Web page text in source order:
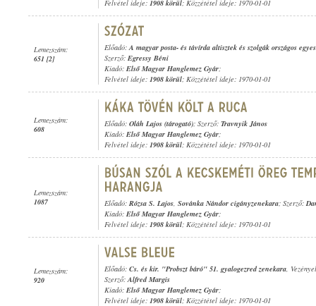
Felvétel ideje: 1908 körül; Közzététel ideje: 1970-01-01
Lemezszám:
651 [2]
Előadó:A magyar posta- és távírda altisztek és szolgák országos
Szerző: Egressy Béni
Kiadó: Első Magyar Hanglemez Gyár;
Felvétel ideje: 1908 körül; Közzététel ideje: 1970-01-01
Lemezszám:
608
Előadó: Oláh Lajos (tárogató); Szerző: Travnyik János
Kiadó: Első Magyar Hanglemez Gyár;
Felvétel ideje: 1908 körül; Közzététel ideje: 1970-01-01
Lemezszám:
1087
Előadó: Rózsa S. Lajos, Sovánka Nándor cigányzenekara; Szerző:
Kiadó: Első Magyar Hanglemez Gyár;
Felvétel ideje: 1908 körül; Közzététel ideje: 1970-01-01
Lemezszám:
920
Előadó: Cs. és kir. "Probszt báró" 51. gyalogezred zenekara,
Szerző:Alfred Margis
Kiadó: Első Magyar Hanglemez Gyár;
Felvétel ideje: 1908 körül; Közzététel ideje: 1970-01-01